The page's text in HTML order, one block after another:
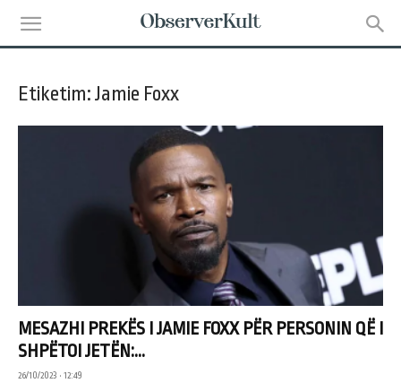
Etiketim: Jamie Foxx
MESAZHI PREKËS I JAMIE FOXX PËR PERSONIN QË I
SHPËTOI JETËN:...
26/10/2023 • 12:49